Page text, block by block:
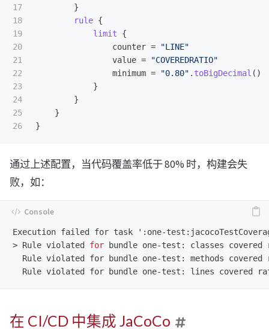
17
18
19
20
21
22
23
24
25
}
rule {
limit
{
counter =
"LINE"
value =
"COVEREDRATIO"
minimum = "0.80" . toBigDecimal ()
}
}
}
}
通过上述配置，当代码覆盖率低于 80% 时，构建会失
败，如：
> Rule violated for
Rule violated for bundle one-test: methods covered
在 CI/CD 中集成 JaCoCo